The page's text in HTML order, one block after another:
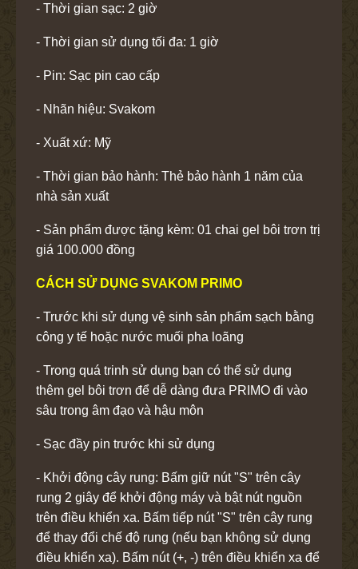
- Thời gian sạc: 2 giờ
- Thời gian sử dụng tối đa: 1 giờ
- Pin: Sạc pin cao cấp
- Nhãn hiệu: Svakom
- Xuất xứ: Mỹ
- Thời gian bảo hành: Thẻ bảo hành 1 năm của
nhà sản xuất
- Sản phẩm được tặng kèm: 01 chai gel bôi trơn trị
giá 100.000 đồng
CÁCH SỬ DỤNG SVAKOM PRIMO
- Trước khi sử dụng vệ sinh sản phẩm sạch bằng
công y tế hoặc nước muối pha loãng
- Trong quá trinh sử dụng bạn có thể sử dụng
thêm gel bôi trơn để dễ dàng đưa PRIMO đi vào
sâu trong âm đạo và hậu môn
- Sạc đầy pin trước khi sử dụng
- Khởi động cây rung: Bấm giữ nút "S" trên cây
rung 2 giây để khởi động máy và bật nút nguồn
trên điều khiển xa. Bấm tiếp nút "S" trên cây rung
để thay đổi chế độ rung (nếu bạn không sử dụng
điều khiển xa). Bấm nút (+, -) trên điều khiển xa để